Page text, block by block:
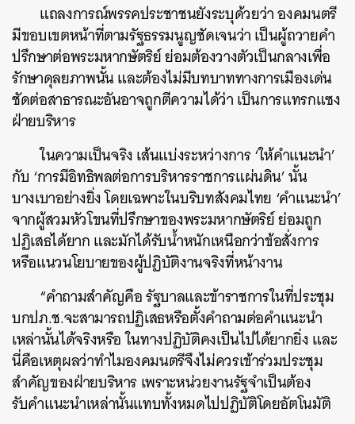
แถลงการณ์พรรคประชาชนยังระบุด้วยว่า องคมนตรี
มีขอบเขตหน้าที่ตามรัฐธรรมนูญชัดเจนว่า เป็นผู้ถวายคำ
ปรึกษาต่อพระมหากษัตริย์ ย่อมต้องวางตัวเป็นกลางเพื่อ
รักษาดุลยภาพนั้น และต้องไม่มีบทบาททางการเมืองเด่น
ชัดต่อสาธารณะอันอาจถูกตีความได้ว่า เป็นการแทรกแซง
ฝ่ายบริหาร
ในความเป็นจริง เส้นแบ่งระหว่างการ‘ให้คำแนะนำ’
กับ ‘การมีอิทธิพลต่อการบริหารราชการแผ่นดิน’นั้น
บางเบาอย่างยิ่ง โดยเฉพาะในบริบทสังคมไทย ‘คำแนะนำ’
จากผู้สวมหัวโขนที่ปรึกษาของพระมหากษัตริย์ ย่อมถูก
ปฏิเสธได้ยาก และมักได้รับน้ำหนักเหนือกว่าข้อสั่งการ
หรือแนวนโยบายของผู้ปฏิบัติงานจริงที่หน้างาน
“คำถามสำคัญคือ รัฐบาลและข้าราชการในที่ประชุม
บกปภ.ช.จะสามารถปฏิเสธหรือตั้งคำถามต่อคำแนะนำ
เหล่านั้นได้จริงหรือในทางปฏิบัติคงเป็นไปได้ยากยิ่ง และ
นี่คือเหตุผลว่าทำไมองคมนตรีจึงไม่ควรเข้าร่วมประชุม
สำคัญของฝ่ายบริหาร เพราะหน่วยงานรัฐจำเป็นต้อง
รับคำแนะนำเหล่านั้นแทบทั้งหมดไปปฏิบัติโดยอัตโนมัติ